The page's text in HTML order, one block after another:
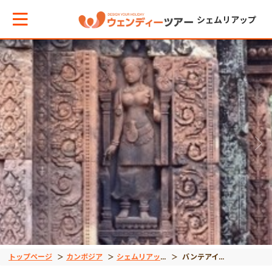
シェムリアップ
トップページ カンボジア シェムリアップ バンテアイスレイ半日観光（午前・午後発）
メインメニューへ戻る
マから現地ツアーを探す
遺産
ツアー
ツアー
メインメニューへ戻る
アからお役立ち情報を探す
ドネシア
ナム
戻る
観光ツアー
午前発半日観光
午後発半日観光
早朝発観光
戻る
エステ＆スパ
ホテルスパ
街スパ